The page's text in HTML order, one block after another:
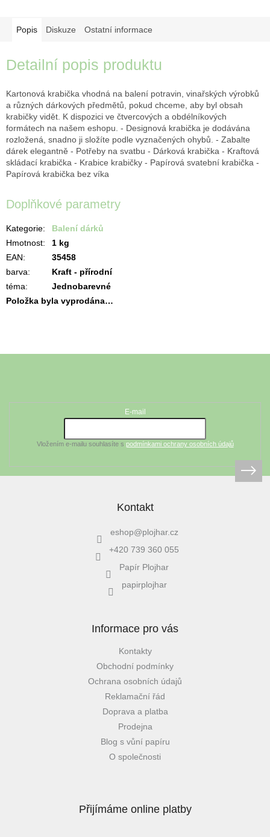
Popis Diskuze Ostatní informace
Detailní popis produktu
Kartonová krabička vhodná na balení potravin, vinařských výrobků
a různých dárkových předmětů, pokud chceme, aby byl obsah
krabičky vidět. K dispozici ve čtvercových a obdélníkových
formátech na našem eshopu. - Designová krabička je dodávána
rozložená, snadno ji složíte podle vyznačených ohybů. - Zabalte
dárek elegantně - Potřeby na svatbu - Dárková krabička - Kraftová
skládací krabička - Krabice krabičky - Papírová svatební krabička -
Papírová krabička bez víka
Doplňkové parametry
Kategorie:
Balení dárků
Hmotnost:
1 kg
EAN:
35458
barva:
Kraft - přírodní
téma:
Jednobarevné
Položka byla vyprodána…
E-mail
Vložením e-mailu souhlasíte s podmínkami ochrany osobních údajů
Kontakt
eshop@plojhar.cz
+420 739 360 055
Papír Plojhar
papirplojhar
Informace pro vás
Kontakty
Obchodní podmínky
Ochrana osobních údajů
Reklamační řád
Doprava a platba
Prodejna
Blog s vůní papíru
O společnosti
Přijímáme online platby